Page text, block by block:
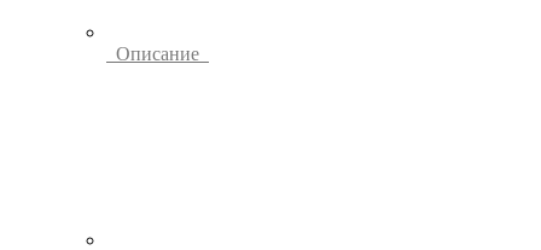
Описание